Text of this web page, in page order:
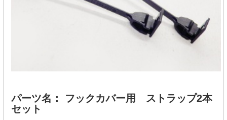
パーツ名： フックカバー用 ストラップ2本
セット